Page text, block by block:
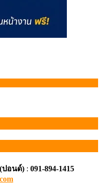
ปอนด์) : 091-894-1415